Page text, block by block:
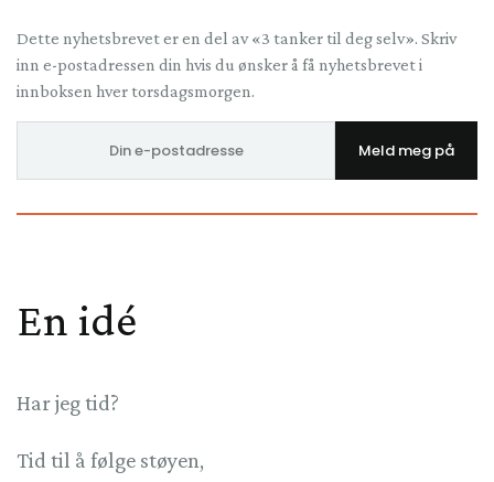
Dette nyhetsbrevet er en del av «3 tanker til deg selv». Skriv
inn e-postadressen din hvis du ønsker å få nyhetsbrevet i
innboksen hver torsdagsmorgen.
Meld meg på
En idé
Har jeg tid?
Tid til å følge støyen,